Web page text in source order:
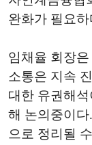
완화가 필요
임채율 회장
소통은 지속
대한 유권해
해 논의중이
으로 정리될